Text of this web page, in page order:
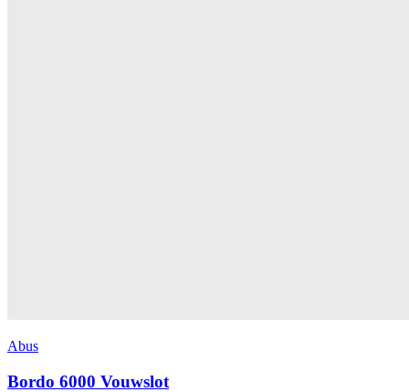
Abus
Bordo 6000 Vouwslot